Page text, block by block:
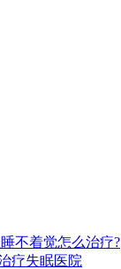
不着觉怎么治疗?
疗失眠医院